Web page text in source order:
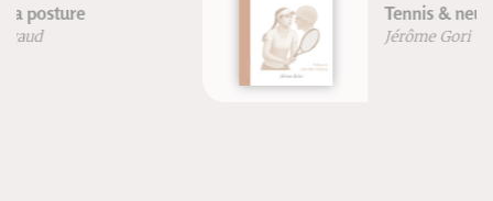
Tennis & neurotraining
Jérôme Gori